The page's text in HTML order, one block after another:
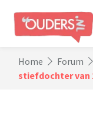
Home Forum
stiefdochter van